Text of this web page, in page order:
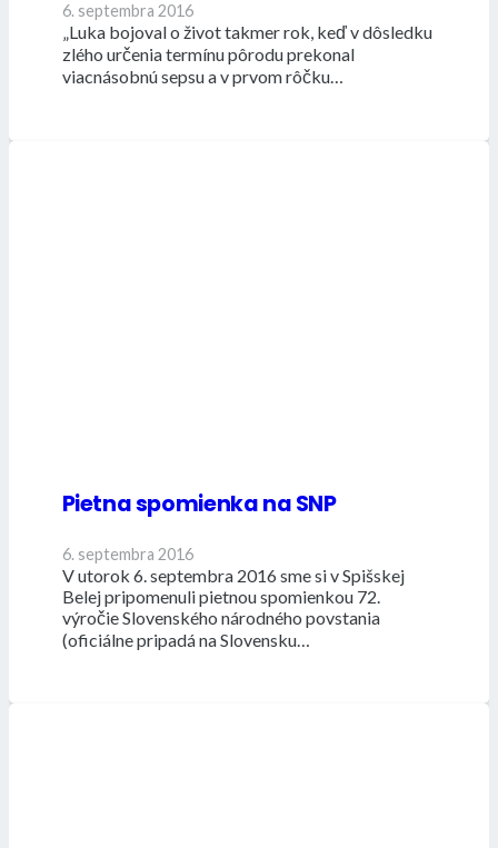
6. septembra 2016
„Luka bojoval o život takmer rok, keď v dôsledku
zlého určenia termínu pôrodu prekonal
viacnásobnú sepsu a v prvom rôčku…
Pietna spomienka na SNP
6. septembra 2016
V utorok 6. septembra 2016 sme si v Spišskej
Belej pripomenuli pietnou spomienkou 72.
výročie Slovenského národného povstania
(oficiálne pripadá na Slovensku…